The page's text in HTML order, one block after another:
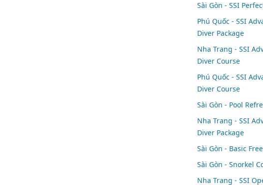
Sài Gòn - SSI
Phú Quốc - SSI
Diver Package
Nha Trang - SSI
Diver Course
Phú Quốc - SSI
Diver Course
Sài Gòn - Pool
Nha Trang - SSI
Diver Package
Sài Gòn - Basic
Sài Gòn - Snorkel
Nha Trang - SSI